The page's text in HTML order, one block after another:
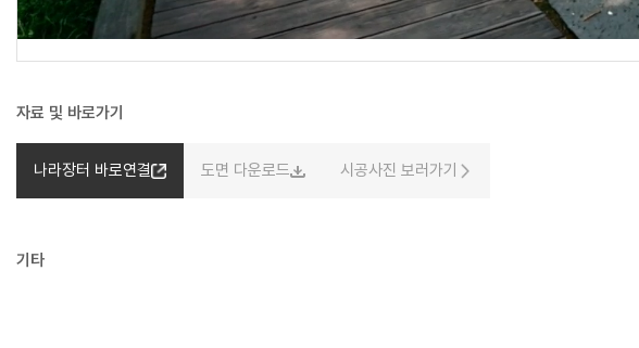
자료 및 바로가기
나라장터 바로연결 도면 다운로드 시공사진 보러가기
기타